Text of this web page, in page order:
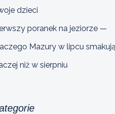
dzieci
poranek na jeziorze —
Mazury w lipcu smakują
niż w sierpniu